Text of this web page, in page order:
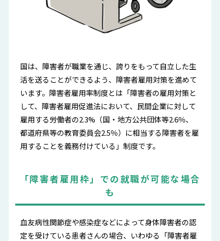
国は、障害者が職業を通じ、誇りをもって自立した生
活を送ることができるよう、障害者雇用対策を進めて
います。障害者雇用率制度とは「障害者の雇用対策と
して、障害者雇用促進法において、民間企業に対して
雇用する労働者の2.3%（国・地方公共団体等2.6％、
都道府県等の教育委員会2.5％）に相当する障害者を雇
用することを義務付けている」制度です。
「障害者雇用枠」での就職が可能な場合
も
血友病性関節症や感染症などによって身体障害者の認
定を受けている患者さんの場合、いわゆる「障害者雇